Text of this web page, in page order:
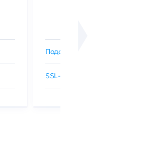
Подобрать SSL-сертификат
SSL-сертификаты GlobalSign